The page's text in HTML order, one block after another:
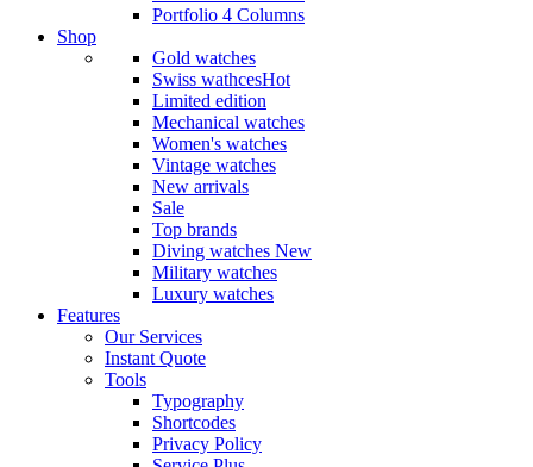
Portfolio 4 Columns
Shop
Gold watches
Swiss wathcesHot
Limited edition
Mechanical watches
Women's watches
Vintage watches
New arrivals
Sale
Top brands
Diving watches New
Military watches
Luxury watches
Features
Our Services
Instant Quote
Tools
Typography
Shortcodes
Privacy Policy